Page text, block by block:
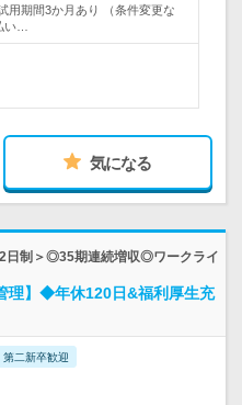
用期間3か月あり （条件変更な
い…
気になる
日制＞◎35期連続増収◎ワークライ
理】◆年休120日&福利厚生充
第二新卒歓迎